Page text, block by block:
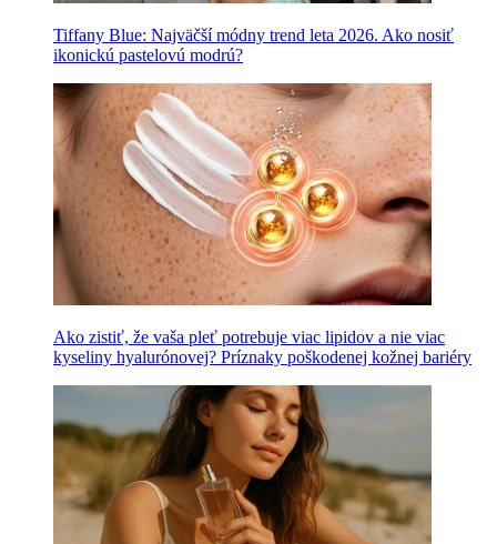
Tiffany Blue: Najväčší módny trend leta 2026. Ako nosiť
ikonickú pastelovú modrú?
Ako zistiť, že vaša pleť potrebuje viac lipidov a nie viac
kyseliny hyalurónovej? Príznaky poškodenej kožnej bariéry